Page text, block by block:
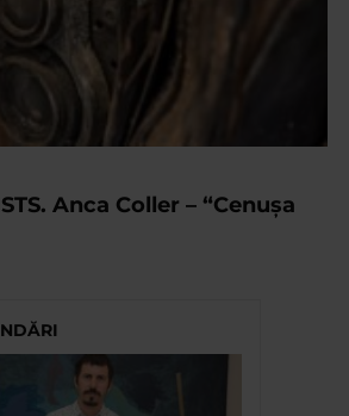
Anca Coller – “Cenușa